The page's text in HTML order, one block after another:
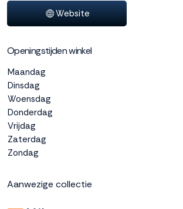
om de website te
verbeteren. Via de
interactie met ons
binnen en buiten
onze website te
volgen. Dat doen we
legitiem en belangrijk,
anoniem. Meer
weten? Lees
dit overzicht
alle
lees hier onze privacy
policy. Door te
Website
Openingstijden winkel
Maandag
Dinsdag
Woensdag
Donderdag
Vrijdag
Zaterdag
Zondag
Aanwezige collectie